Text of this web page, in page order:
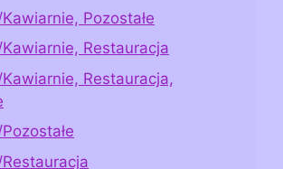
Pozostałe
Restauracja
Restauracja,